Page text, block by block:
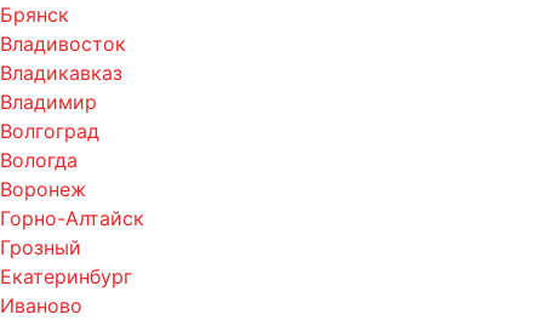
Брянск
Владивосток
Владикавказ
Владимир
Волгоград
Вологда
Воронеж
Горно-Алтайск
Грозный
Екатеринбург
Иваново